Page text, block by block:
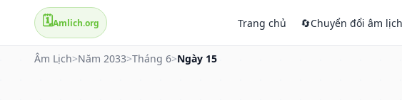
🗓️Amlich.org Trang chủ 🔄Chuyển đổi âm lịch
Âm Lịch>Năm 2033>Tháng 6>Ngày 15